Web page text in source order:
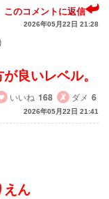
このコメントに返信
2026年05月22日 21:28
良いレベル。
いいね 168 ダメ 6
2026年05月22日 21:41
えん